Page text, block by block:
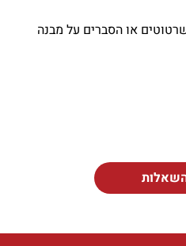
או הסברים על מבנה